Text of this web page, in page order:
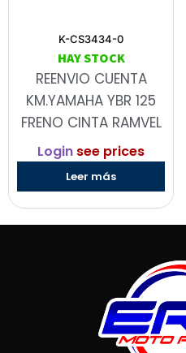
K-CS3434-0
HAY STOCK
REENVIO CUENTA
KM.YAMAHA YBR 125
FRENO CINTA RAMVEL
Login see prices
Leer más